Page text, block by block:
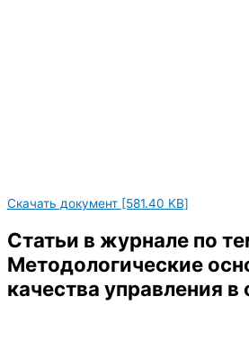
Скачать документ [581.40 KB]
Статьи в журнале по
Методологические
качества управления в